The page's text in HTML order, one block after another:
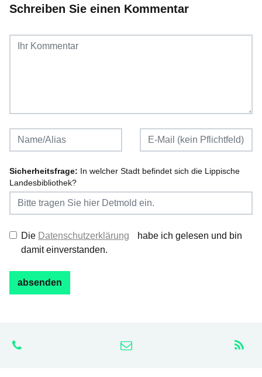
Schreiben Sie einen Kommentar
Sicherheitsfrage: In welcher Stadt befindet sich die Lippische
Landesbibliothek?
Die Datenschutzerklärung
habe ich gelesen und bin
damit einverstanden.